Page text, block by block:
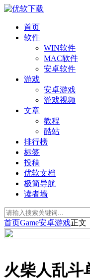
首页
软件
WIN软件
MAC软件
安卓软件
游戏
安卓游戏
游戏视频
文章
教程
酷站
排行榜
标签
投稿
优软文档
极简导航
读者墙
首页Game安卓游戏正文
火柴人乱斗